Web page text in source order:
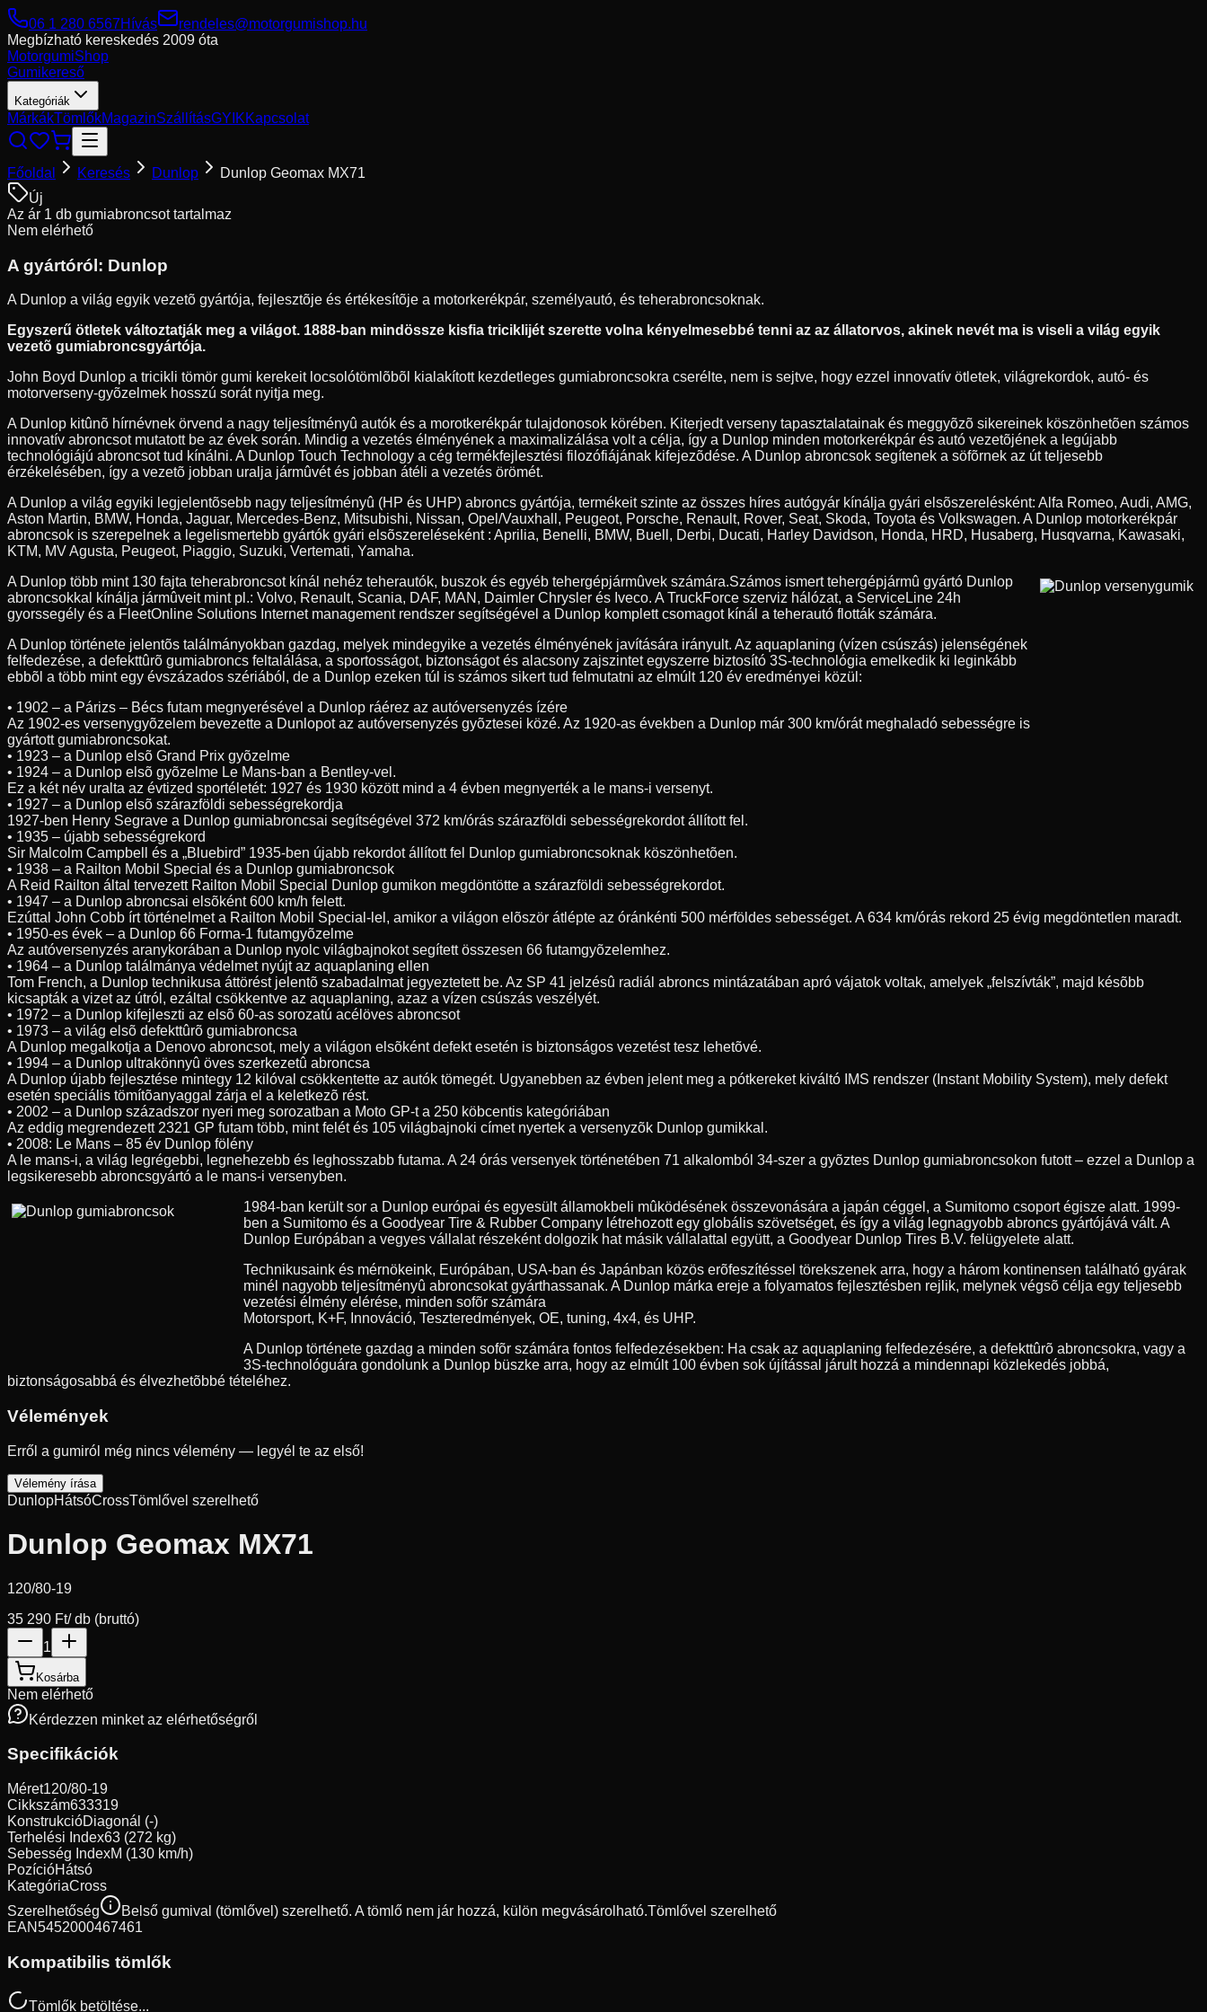
06 1 280 6567Hívás
rendeles@motorgumishop.hu
Megbízható kereskedés 2009 óta
MotorgumiShop
Gumikereső
Kategóriák
MárkákTömlőkMagazinSzállításGYIKKapcsolat
Főoldal Keresés Dunlop
Dunlop Geomax MX71
Új
Az ár 1 db gumiabroncsot tartalmaz
Nem elérhető
A gyártóról: Dunlop
A Dunlop a világ egyik vezetõ gyártója, fejlesztõje és értékesítõje a motorkerékpár, személyautó, és teherabroncsoknak.
Egyszerű ötletek változtatják meg a világot. 1888-ban mindössze kisfia triciklijét szerette volna kényelmesebbé tenni az az állatorvos, akinek nevét ma is viseli a világ egyik
vezetõ gumiabroncsgyártója.
John Boyd Dunlop a tricikli tömör gumi kerekeit locsolótömlõbõl kialakított kezdetleges gumiabroncsokra cserélte, nem is sejtve, hogy ezzel innovatív ötletek, világrekordok, autó- és
motorverseny-gyõzelmek hosszú sorát nyitja meg.
A Dunlop kitûnõ hírnévnek örvend a nagy teljesítményû autók és a morotkerékpár tulajdonosok körében. Kiterjedt verseny tapasztalatainak és meggyõzõ sikereinek köszönhetõen számos
innovatív abroncsot mutatott be az évek során. Mindig a vezetés élményének a maximalizálása volt a célja, így a Dunlop minden motorkerékpár és autó vezetõjének a legújabb
technológiájú abroncsot tud kínálni. A Dunlop Touch Technology a cég termékfejlesztési filozófiájának kifejezõdése. A Dunlop abroncsok segítenek a söfõrnek az út teljesebb
érzékelésében, így a vezetõ jobban uralja jármûvét és jobban átéli a vezetés örömét.
A Dunlop a világ egyiki legjelentõsebb nagy teljesítményû (HP és UHP) abroncs gyártója, termékeit szinte az összes híres autógyár kínálja gyári elsõszerelésként: Alfa Romeo, Audi, AMG,
Aston Martin, BMW, Honda, Jaguar, Mercedes-Benz, Mitsubishi, Nissan, Opel/Vauxhall, Peugeot, Porsche, Renault, Rover, Seat, Skoda, Toyota és Volkswagen. A Dunlop motorkerékpár
abroncsok is szerepelnek a legelismertebb gyártók gyári elsõszereléseként : Aprilia, Benelli, BMW, Buell, Derbi, Ducati, Harley Davidson, Honda, HRD, Husaberg, Husqvarna, Kawasaki,
KTM, MV Agusta, Peugeot, Piaggio, Suzuki, Vertemati, Yamaha.
A Dunlop több mint 130 fajta teherabroncsot kínál nehéz teherautók, buszok és egyéb tehergépjármûvek számára.Számos ismert tehergépjármû gyártó Dunlop
abroncsokkal kínálja jármûveit mint pl.: Volvo, Renault, Scania, DAF, MAN, Daimler Chrysler és Iveco. A TruckForce szerviz hálózat, a ServiceLine 24h
gyorssegély és a FleetOnline Solutions Internet management rendszer segítségével a Dunlop komplett csomagot kínál a teherautó flották számára.
A Dunlop története jelentõs találmányokban gazdag, melyek mindegyike a vezetés élményének javítására irányult. Az aquaplaning (vízen csúszás) jelenségének
felfedezése, a defekttûrõ gumiabroncs feltalálása, a sportosságot, biztonságot és alacsony zajszintet egyszerre biztosító 3S-technológia emelkedik ki leginkább
ebbõl a több mint egy évszázados szériából, de a Dunlop ezeken túl is számos sikert tud felmutatni az elmúlt 120 év eredményei közül:
• 1902 – a Párizs – Bécs futam megnyerésével a Dunlop ráérez az autóversenyzés ízére
Az 1902-es versenygyõzelem bevezette a Dunlopot az autóversenyzés gyõztesei közé. Az 1920-as években a Dunlop már 300 km/órát meghaladó sebességre is
gyártott gumiabroncsokat.
• 1923 – a Dunlop elsõ Grand Prix gyõzelme
• 1924 – a Dunlop elsõ gyõzelme Le Mans-ban a Bentley-vel.
Ez a két név uralta az évtized sportéletét: 1927 és 1930 között mind a 4 évben megnyerték a le mans-i versenyt.
• 1927 – a Dunlop elsõ szárazföldi sebességrekordja
1927-ben Henry Segrave a Dunlop gumiabroncsai segítségével 372 km/órás szárazföldi sebességrekordot állított fel.
• 1935 – újabb sebességrekord
Sir Malcolm Campbell és a „Bluebird” 1935-ben újabb rekordot állított fel Dunlop gumiabroncsoknak köszönhetõen.
• 1938 – a Railton Mobil Special és a Dunlop gumiabroncsok
A Reid Railton által tervezett Railton Mobil Special Dunlop gumikon megdöntötte a szárazföldi sebességrekordot.
• 1947 – a Dunlop abroncsai elsõként 600 km/h felett.
Ezúttal John Cobb írt történelmet a Railton Mobil Special-lel, amikor a világon elõször átlépte az óránkénti 500 mérföldes sebességet. A 634 km/órás rekord 25 évig megdöntetlen maradt.
• 1950-es évek – a Dunlop 66 Forma-1 futamgyõzelme
Az autóversenyzés aranykorában a Dunlop nyolc világbajnokot segített összesen 66 futamgyõzelemhez.
• 1964 – a Dunlop találmánya védelmet nyújt az aquaplaning ellen
Tom French, a Dunlop technikusa áttörést jelentõ szabadalmat jegyeztetett be. Az SP 41 jelzésû radiál abroncs mintázatában apró vájatok voltak, amelyek „felszívták”, majd késõbb
kicsapták a vizet az útról, ezáltal csökkentve az aquaplaning, azaz a vízen csúszás veszélyét.
• 1972 – a Dunlop kifejleszti az elsõ 60-as sorozatú acélöves abroncsot
• 1973 – a világ elsõ defekttûrõ gumiabroncsa
A Dunlop megalkotja a Denovo abroncsot, mely a világon elsõként defekt esetén is biztonságos vezetést tesz lehetõvé.
• 1994 – a Dunlop ultrakönnyû öves szerkezetû abroncsa
A Dunlop újabb fejlesztése mintegy 12 kilóval csökkentette az autók tömegét. Ugyanebben az évben jelent meg a pótkereket kiváltó IMS rendszer (Instant Mobility System), mely defekt
esetén speciális tömítõanyaggal zárja el a keletkezõ rést.
• 2002 – a Dunlop századszor nyeri meg sorozatban a Moto GP-t a 250 köbcentis kategóriában
Az eddig megrendezett 2321 GP futam több, mint felét és 105 világbajnoki címet nyertek a versenyzõk Dunlop gumikkal.
• 2008: Le Mans – 85 év Dunlop fölény
A le mans-i, a világ legrégebbi, legnehezebb és leghosszabb futama. A 24 órás versenyek történetében 71 alkalomból 34-szer a gyõztes Dunlop gumiabroncsokon futott – ezzel a Dunlop a
legsikeresebb abroncsgyártó a le mans-i versenyben.
1984-ban került sor a Dunlop európai és egyesült államokbeli mûködésének összevonására a japán céggel, a Sumitomo csoport égisze alatt. 1999-
ben a Sumitomo és a Goodyear Tire & Rubber Company létrehozott egy globális szövetséget, és így a világ legnagyobb abroncs gyártójává vált. A
Dunlop Európában a vegyes vállalat részeként dolgozik hat másik vállalattal együtt, a Goodyear Dunlop Tires B.V. felügyelete alatt.
Technikusaink és mérnökeink, Európában, USA-ban és Japánban közös erõfeszítéssel törekszenek arra, hogy a három kontinensen található gyárak
minél nagyobb teljesítményû abroncsokat gyárthassanak. A Dunlop márka ereje a folyamatos fejlesztésben rejlik, melynek végsõ célja egy teljesebb
vezetési élmény elérése, minden sofõr számára
Motorsport, K+F, Innováció, Teszteredmények, OE, tuning, 4x4, és UHP.
A Dunlop története gazdag a minden sofõr számára fontos felfedezésekben: Ha csak az aquaplaning felfedezésére, a defekttûrõ abroncsokra, vagy a
3S-technológuára gondolunk a Dunlop büszke arra, hogy az elmúlt 100 évben sok újítással járult hozzá a mindennapi közlekedés jobbá,
biztonságosabbá és élvezhetõbbé tételéhez.
Vélemények
Erről a gumiról még nincs vélemény — legyél te az első!
Vélemény írása
DunlopHátsóCrossTömlővel szerelhető
Dunlop Geomax MX71
120/80-19
35 290 Ft/ db (bruttó)
1
Kosárba
Nem elérhető
Kérdezzen minket az elérhetőségről
Specifikációk
Méret120/80-19
Cikkszám633319
KonstrukcióDiagonál (-)
Terhelési Index63 (272 kg)
Sebesség IndexM (130 km/h)
PozícióHátsó
KategóriaCross
Szerelhetőség
Belső gumival (tömlővel) szerelhető. A tömlő nem jár hozzá, külön megvásárolható.Tömlővel szerelhető
EAN5452000467461
Kompatibilis tömlők
Tömlők betöltése...